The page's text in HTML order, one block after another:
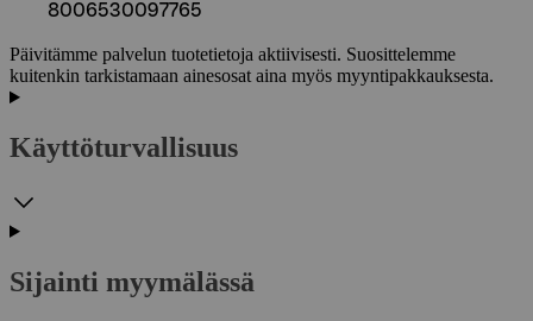
8006530097765
Päivitämme palvelun tuotetietoja aktiivisesti. Suosittelemme
kuitenkin tarkistamaan ainesosat aina myös myyntipakkauksesta.
Käyttöturvallisuus
Sijainti myymälässä